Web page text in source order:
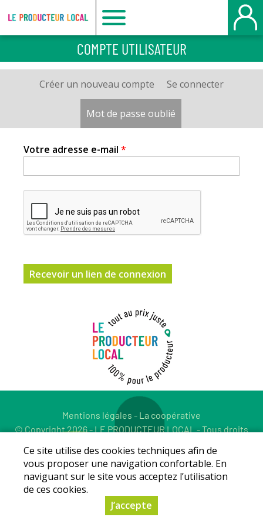
Le
producteur
local
Le
Havre
COMPTE UTILISATEUR
OngletsCréer un nouveau compte Se connecter
Mot de passe oublié
Votre adresse e-mail *
Mentions légales - La coopérative
© Copyright 2026 - LE PRODUCTEUR LOCAL - Tous droits
Ce site utilise des cookies techniques afin de
vous proposer une navigation confortable. En
naviguant sur le site vous acceptez l’utilisation
de ces cookies.
J’accepte